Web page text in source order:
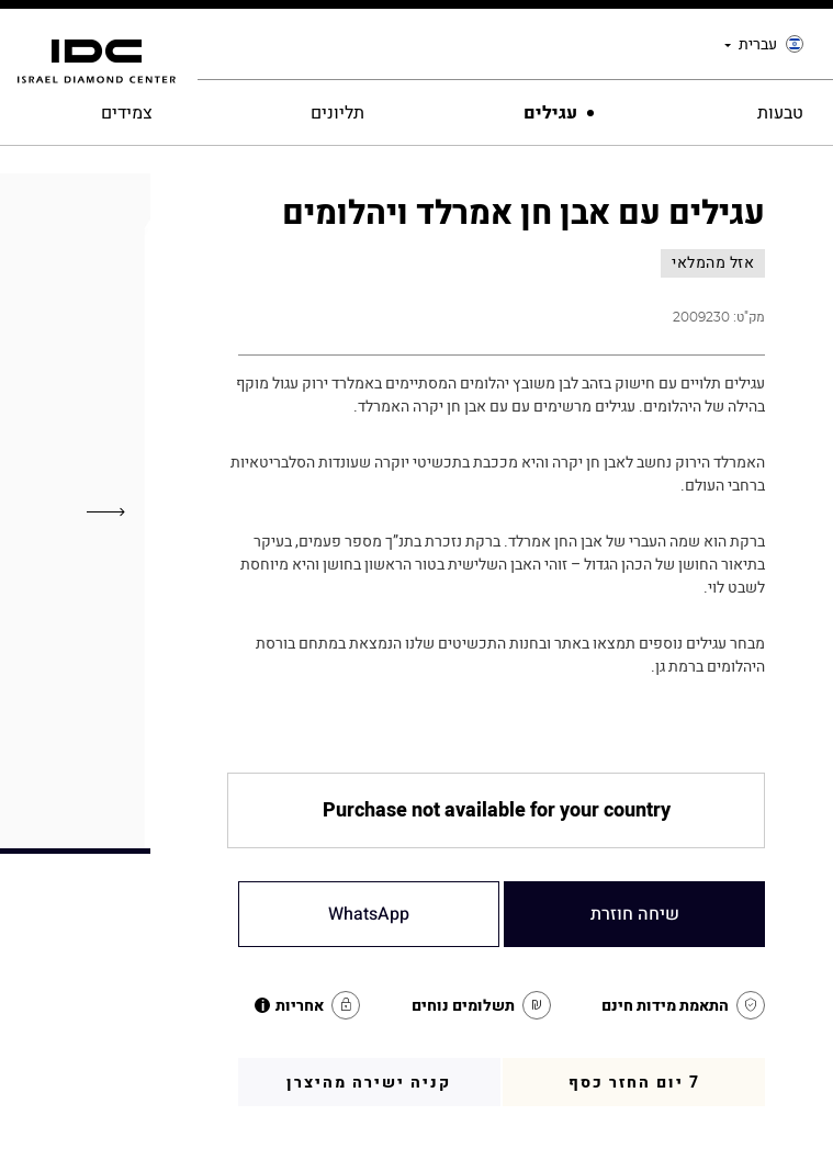
עברית
טבעות עגילים תליונים צמידים
עגילים עם אבן חן אמרלד ויהלומים
אזל מהמלאי
מק"ט: 2009230
עגילים תלויים עם חישוק בזהב לבן משובץ יהלומים המסתיימים באמלרד ירוק עגול מוקף
בהילה של היהלומים. עגילים מרשימים עם עם אבן חן יקרה האמרלד.
האמרלד הירוק נחשב לאבן חן יקרה והיא מככבת בתכשיטי יוקרה שעונדות הסלבריטאיות
ברחבי העולם.
ברקת הוא שמה העברי של אבן החן אמרלד. ברקת נזכרת בתנ”ך מספר פעמים, בעיקר
בתיאור החושן של הכהן הגדול – זוהי האבן השלישית בטור הראשון בחושן והיא מיוחסת
לשבט לוי.
מבחר עגילים נוספים תמצאו באתר ובחנות התכשיטים שלנו הנמצאת במתחם בורסת
היהלומים ברמת גן.
Purchase not available for your country
שיחה חוזרת WhatsApp
התאמת מידות חינם תשלומים נוחים אחריות i
7 יום החזר כסף קניה ישירה מהיצרן